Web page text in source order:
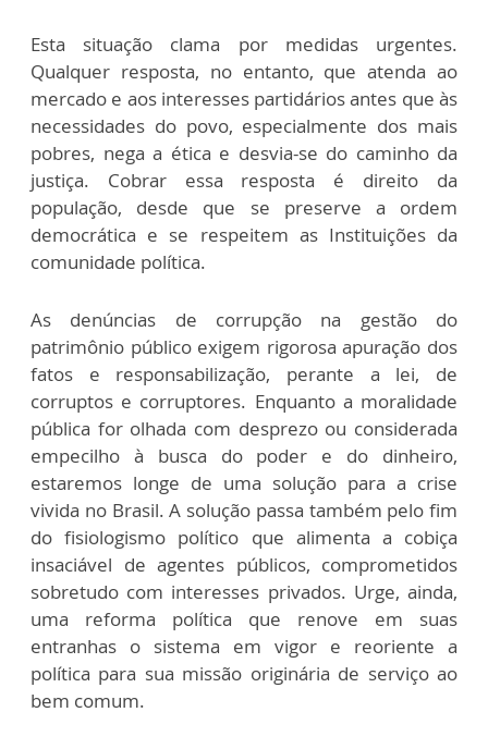
Esta situação clama por medidas urgentes.
Qualquer resposta, no entanto, que atenda ao
mercado e aos interesses partidários antes que às
necessidades do povo, especialmente dos mais
pobres, nega a ética e desvia-se do caminho da
justiça. Cobrar essa resposta é direito da
população, desde que se preserve a ordem
democrática e se respeitem as Instituições da
comunidade política.
As denúncias de corrupção na gestão do
patrimônio público exigem rigorosa apuração dos
fatos e responsabilização, perante a lei, de
corruptos e corruptores. Enquanto a moralidade
pública for olhada com desprezo ou considerada
empecilho à busca do poder e do dinheiro,
estaremos longe de uma solução para a crise
vivida no Brasil. A solução passa também pelo fim
do fisiologismo político que alimenta a cobiça
insaciável de agentes públicos, comprometidos
sobretudo com interesses privados. Urge, ainda,
uma reforma política que renove em suas
entranhas o sistema em vigor e reoriente a
política para sua missão originária de serviço ao
bem comum.